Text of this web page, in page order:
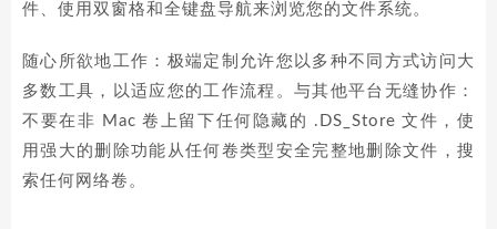
件、使用双窗格和全键盘导航来浏览您的文件系统。
随心所欲地工作：极端定制允许您以多种不同方式访问大
多数工具，以适应您的工作流程。与其他平台无缝协作：
不要在非 Mac 卷上留下任何隐藏的 .DS_Store 文件，使
用强大的删除功能从任何卷类型安全完整地删除文件，搜
索任何网络卷。